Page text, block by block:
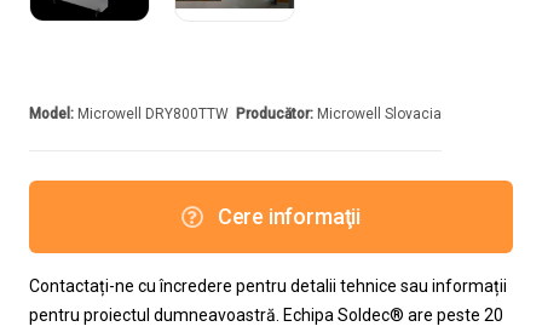
Model: Microwell DRY800TTW Producător: Microwell Slovacia
Cere informaţii
Contactați-ne cu încredere pentru detalii tehnice sau informații
pentru proiectul dumneavoastră. Echipa Soldec® are peste 20